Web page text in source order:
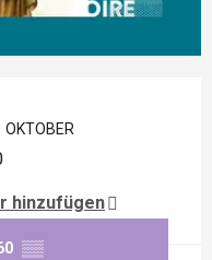
OKTOBER
hinzufügen
▒▒